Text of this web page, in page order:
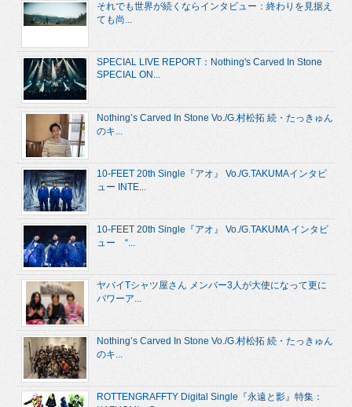
それでも世界が続くならインタビュー：終わりを見据え
ても尚...
SPECIAL LIVE REPORT：Nothing's Carved In Stone
SPECIAL ON...
Nothing’s Carved In Stone Vo./G.村松拓 続・たっきゅん
のキ...
10-FEET 20th Single『アオ』 Vo./G.TAKUMAインタビ
ュー INTE...
10-FEET 20th Single『アオ』 Vo./G.TAKUMA インタビ
ュー “...
ヤバイTシャツ屋さん メンバー3人が大使になって更に
パワーア...
Nothing’s Carved In Stone Vo./G.村松拓 続・たっきゅん
のキ...
ROTTENGRAFFTY Digital Single『永遠と影』特集：